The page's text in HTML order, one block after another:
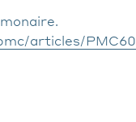
articles/